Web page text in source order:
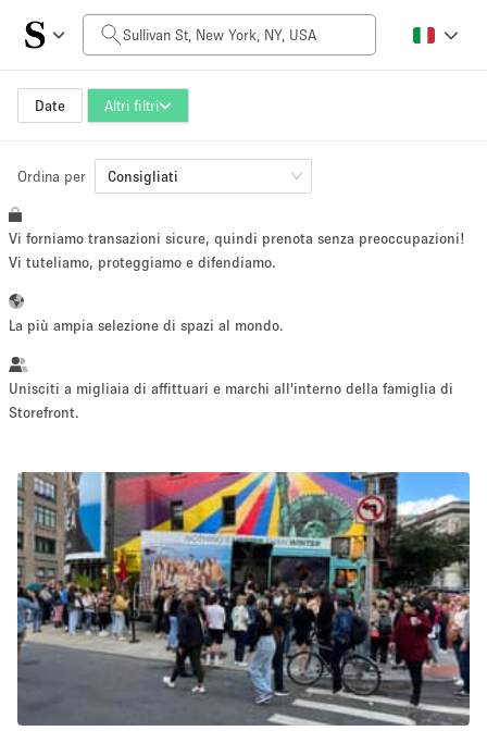
Date Altri filtri
Prezzo al giorno
$0
Dimensioni dello spazio
5000+ sq ft
~ 13 persone
artistico
Servizio
fotografico
Conferenza Meeting Ufficio
Acquista
Condividi
Tipo di spazio
Ordina per Consigliati
Vi forniamo transazioni sicure, quindi prenota senza preoccupazioni!
Vi tuteliamo, proteggiamo e difendiamo.
La più ampia selezione di spazi al mondo.
Unisciti a migliaia di affittuari e marchi all'interno della famiglia di
Storefront.